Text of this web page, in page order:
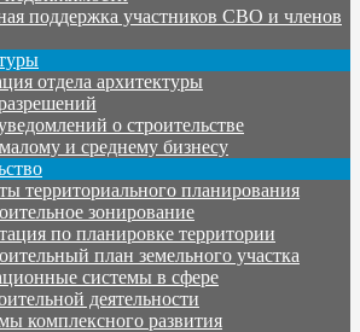
поддержка участников СВО и членов
отдела архитектуры
о строительстве
и среднему бизнесу
территориального планирования
зонирование
по планировке территории
план земельного участка
системы в сфере
деятельности
комплексного развития